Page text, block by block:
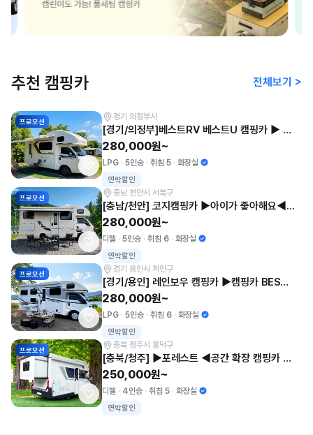
추천 캠핑카 전체보기 >
프로모션 경기 의정부시
[경기/의정부]베스트RV 베스트U 캠핑카 ▶ 26년 7월 출고된 최신캠핑카 타고 캠핑 떠나 보세요◀57호 LPG
280,000원~
LPG 5인승 취침 5 화장실
연박할인
프로모션 충남 천안시 서북구
[충남/천안] 코지캠핑카 ▶아이가 좋아해요◀ 58호
280,000원~
디젤 5인승 취침 6 화장실
연박할인
프로모션 경기 용인시 처인구
[경기/용인] 레인보우 캠핑카 ▶캠핑카 BEST 1위◀ 55호
280,000원~
LPG 5인승 취침 6 화장실
연박할인
프로모션 충북 청주시 흥덕구
[충북/청주] ▶포레스트 ◀공간 확장 캠핑카 54-2호 반려동물 가능
250,000원~
디젤 4인승 취침 5 화장실
연박할인